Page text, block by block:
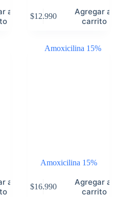
al
$12.990
Agregar al
carrito
al
Amoxicilina 15%
$16.990
Agregar al
carrito